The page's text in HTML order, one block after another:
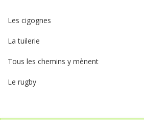
Les cigognes
La tuilerie
Tous les chemins y mènent
Le rugby